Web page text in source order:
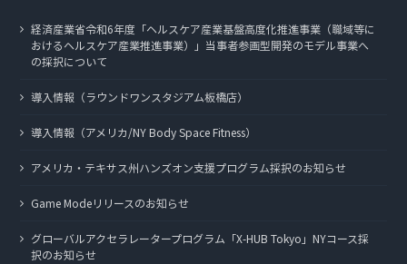
経済産業省令和6年度「ヘルスケア産業基盤高度化推進事業（職域等に
おけるヘルスケア産業推進事業）」当事者参画型開発のモデル事業へ
の採択について
導入情報（ラウンドワンスタジアム板橋店）
導入情報（アメリカ/NY Body Space Fitness）
アメリカ・テキサス州ハンズオン支援プログラム採択のお知らせ
Game Modeリリースのお知らせ
グローバルアクセラレータープログラム「X-HUB Tokyo」NYコース採
択のお知らせ